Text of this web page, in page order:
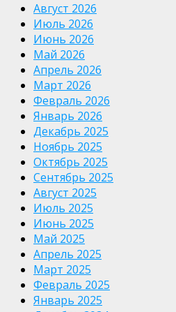
Август 2026
Июль 2026
Июнь 2026
Май 2026
Апрель 2026
Март 2026
Февраль 2026
Январь 2026
Декабрь 2025
Ноябрь 2025
Октябрь 2025
Сентябрь 2025
Август 2025
Июль 2025
Июнь 2025
Май 2025
Апрель 2025
Март 2025
Февраль 2025
Январь 2025